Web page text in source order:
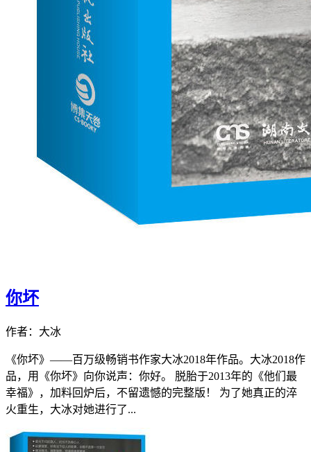
你坏
作者：大冰
《你坏》——百万级畅销书作家大冰2018年作品。大冰2018作
品，用《你坏》向你说声：你好。 脱胎于2013年的《他们最
幸福》，加料回炉后，不留遗憾的完整版！ 为了她真正的淬
火重生，大冰对她进行了...